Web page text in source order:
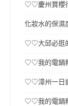
♡♡慶州賞
化妝水的保
♡♡大邱必逛
♡♡我的電鍋
♡♡漳州一日
♡♡我的電鍋